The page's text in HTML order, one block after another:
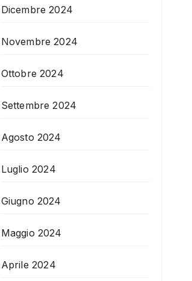
Dicembre 2024
Novembre 2024
Ottobre 2024
Settembre 2024
Agosto 2024
Luglio 2024
Giugno 2024
Maggio 2024
Aprile 2024